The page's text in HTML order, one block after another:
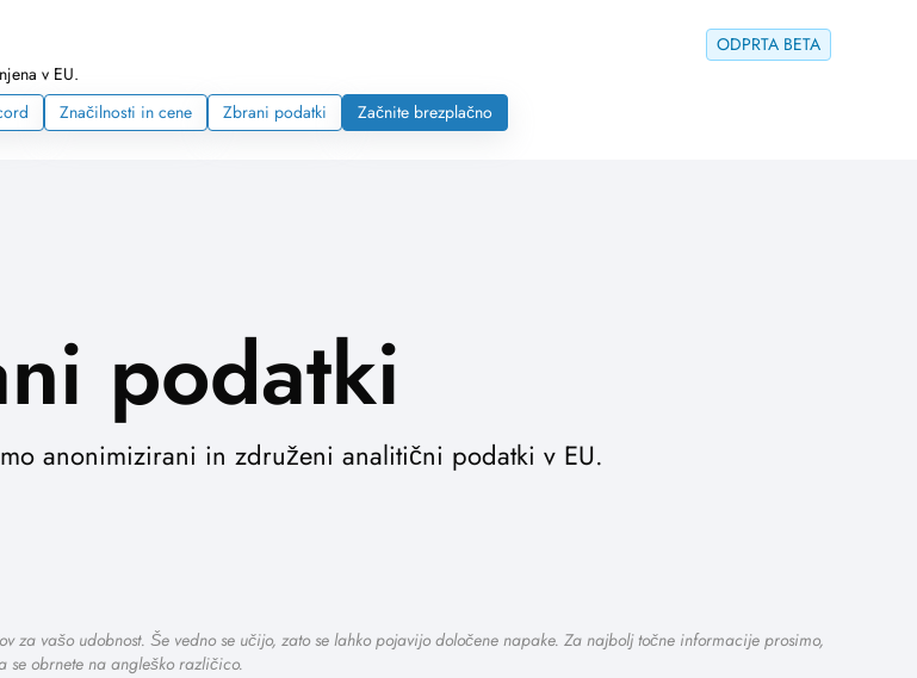
ODPRTA BETA
v EU.
Značilnosti in cene Zbrani podatki Začnite brezplačno
podatki
anonimizirani in združeni analitični podatki v EU.
vašo udobnost. Še vedno se učijo, zato se lahko pojavijo določene napake. Za najbolj točne informacije prosimo,
se obrnete na angleško različico.